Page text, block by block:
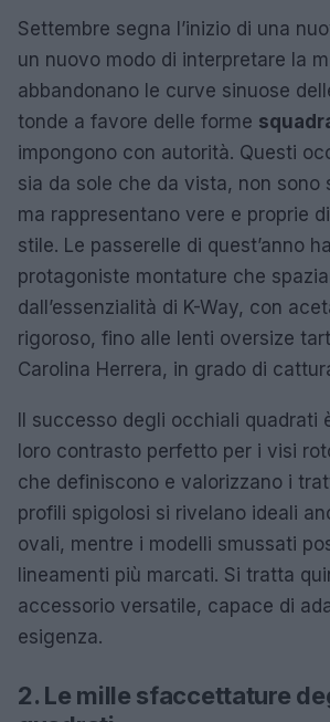
Settembre segna l’inizio di una
un nuovo modo di interpretare la
abbandonano le curve sinuose
tonde a favore delle forme
impongono con autorità. Questi
sia da sole che da vista, non sono
ma rappresentano vere e proprie
stile. Le passerelle di quest’anno
protagoniste montature che
dall’essenzialità di K-Way, con
rigoroso, fino alle lenti oversize
Carolina Herrera, in grado di
Il successo degli occhiali quadrati
loro contrasto perfetto per i visi
che definiscono e valorizzano i
profili spigolosi si rivelano ideali
ovali, mentre i modelli smussati
lineamenti più marcati. Si tratta
accessorio versatile, capace di
esigenza.
2. Le mille sfaccettature